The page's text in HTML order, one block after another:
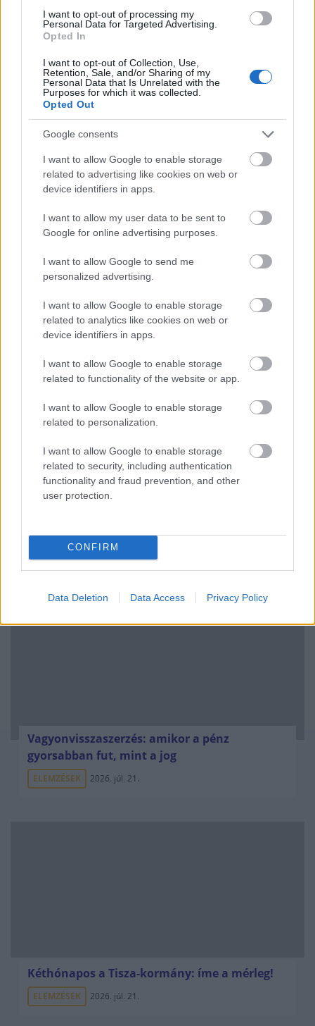
I want to opt-out of processing my
Personal Data for Targeted Advertising.
Opted In
I want to opt-out of Collection, Use,
Retention, Sale, and/or Sharing of my
Personal Data that Is Unrelated with the
Purposes for which it was collected.
Opted Out
Google consents
I want to allow Google to enable storage
related to advertising like cookies on web or
device identifiers in apps.
I want to allow my user data to be sent to
Google for online advertising purposes.
I want to allow Google to send me
personalized advertising.
I want to allow Google to enable storage
related to analytics like cookies on web or
device identifiers in apps.
I want to allow Google to enable storage
related to functionality of the website or app.
I want to allow Google to enable storage
related to personalization.
I want to allow Google to enable storage
related to security, including authentication
functionality and fraud prevention, and other
user protection.
CONFIRM
Data Deletion Data Access Privacy Policy
KAPCSOLÓDÓ CIKKEK A TÉMÁBAN
money.hu: A lakáshitel-felvevők havi
10 ezer forintot spórolhatnak a jó
bankválasztással
money.hu: Kevésbé borús az ég a
lakáshitel-felvevők feje felett
money.hu: Vállalati piacról „lopott”
ötlettel lehet kedvezőbb a lakáshitel
Money.hu: Megérkeztek a 10 százalék
állam
ELEMZÉSEK 2026. júl. 22.
Vagyonvisszaszerzés: amikor a pénz
gyorsabban fut, mint a jog
ELEMZÉSEK 2026. júl. 21.
Kéthónapos a Tisza-kormány: íme a mérleg!
ELEMZÉSEK 2026. júl. 21.